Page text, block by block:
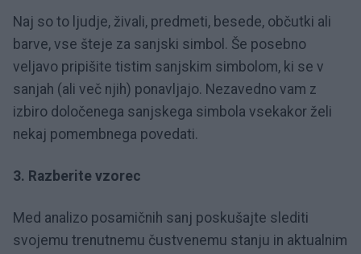
Naj so to ljudje, živali, predmeti, besede, občutki ali
barve, vse šteje za sanjski simbol. Še posebno
veljavo pripišite tistim sanjskim simbolom, ki se v
sanjah (ali več njih) ponavljajo. Nezavedno vam z
izbiro določenega sanjskega simbola vsekakor želi
nekaj pomembnega povedati.
3. Razberite vzorec
Med analizo posamičnih sanj poskušajte slediti
svojemu trenutnemu čustvenemu stanju in aktualnim